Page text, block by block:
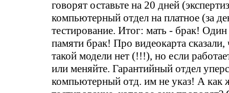
говорят оставьте на 20 дней
компьютерный отдел на платное (за
тестирование. Итог: мать - брак!
памяти брак! Про видеокарта
такой модели нет (!!!), но если
или меняйте. Гарантийный отдел
компьютерный отд. им не указ! А как